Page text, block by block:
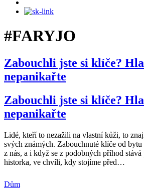
#FARYJO
Zabouchli jste si klíče?
nepanikařte
Zabouchli jste si klíče?
nepanikařte
Lidé, kteří to nezažili na vlastní kůži, to
svých známých. Zabouchnuté klíče od
z nás, a i když se z podobných příhod stává
historka, ve chvíli, kdy stojíme před…
Dům